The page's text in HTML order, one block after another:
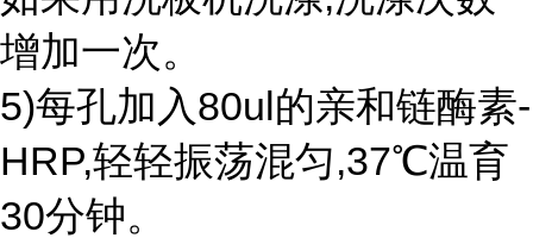
增加一次。
5)每孔加入80ul的亲和链酶素-
HRP,轻轻振荡混匀,37℃温育
30分钟。